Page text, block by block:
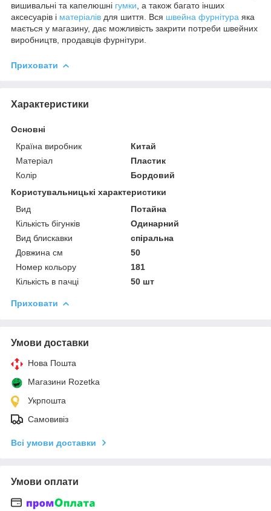
вишивальні та капелюшні гумки , а також багато інших
аксесуарів і матеріалів для шиття. Вся швейна фурнітура яка
мається у магазину, дає можливість закрити потреби швейних
виробництв, продавців фурнітури.
Приховати
Характеристики
Основні
Країна виробник
Китай
Матеріал
Пластик
Колір
Бордовий
Користувальницькі характеристики
Вид
Потайна
Кількість бігунків
Одинарний
Вид блискавки
спіральна
Довжина см
50
Номер кольору
181
Кількість в пачці
50 шт
Приховати
Умови доставки
Нова Пошта
Магазини Rozetka
Укрпошта
Самовивіз
Всі умови доставки
Умови оплати